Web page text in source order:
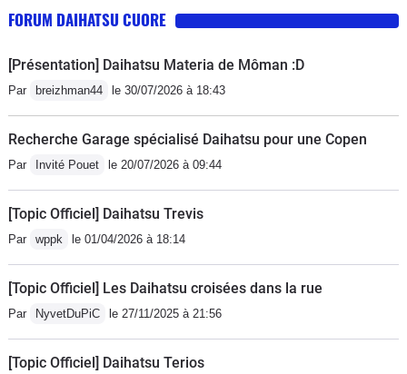
FORUM DAIHATSU CUORE
[Présentation] Daihatsu Materia de Môman :D
Par breizhman44 le 30/07/2026 à 18:43
Recherche Garage spécialisé Daihatsu pour une Copen
Par Invité Pouet le 20/07/2026 à 09:44
[Topic Officiel] Daihatsu Trevis
Par wppk le 01/04/2026 à 18:14
[Topic Officiel] Les Daihatsu croisées dans la rue
Par NyvetDuPiC le 27/11/2025 à 21:56
[Topic Officiel] Daihatsu Terios